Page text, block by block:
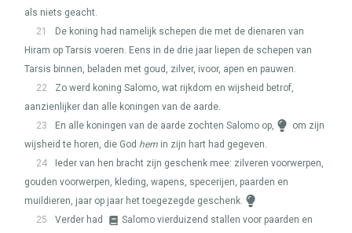
als niets geacht.
21
De koning had namelijk schepen die met de dienaren van
Hiram op Tarsis voeren. Eens in de drie jaar liepen de schepen van
Tarsis binnen, beladen met goud, zilver, ivoor, apen en pauwen.
22
Zo werd koning Salomo, wat rijkdom en wijsheid betrof,
aanzienlijker dan alle koningen van de aarde.
23
En alle koningen van de aarde zochten Salomo op,
om zijn
wijsheid te horen, die God hem in zijn hart had gegeven.
24
Ieder van hen bracht zijn geschenk mee: zilveren voorwerpen,
gouden voorwerpen, kleding, wapens, specerijen, paarden en
muildieren, jaar op jaar het toegezegde geschenk.
25
Verder had
Salomo vierduizend stallen voor paarden en